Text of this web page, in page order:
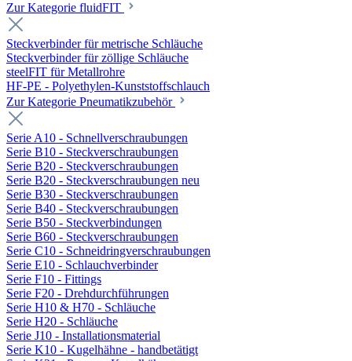
Zur Kategorie fluidFIT
Steckverbinder für metrische Schläuche
Steckverbinder für zöllige Schläuche
steelFIT für Metallrohre
HF-PE - Polyethylen-Kunststoffschlauch
Zur Kategorie Pneumatikzubehör
Serie A10 - Schnellverschraubungen
Serie B10 - Steckverschraubungen
Serie B20 - Steckverschraubungen
Serie B20 - Steckverschraubungen neu
Serie B30 - Steckverschraubungen
Serie B40 - Steckverschraubungen
Serie B50 - Steckverbindungen
Serie B60 - Steckverschraubungen
Serie C10 - Schneidringverschraubungen
Serie E10 - Schlauchverbinder
Serie F10 - Fittings
Serie F20 - Drehdurchführungen
Serie H10 & H70 - Schläuche
Serie H20 - Schläuche
Serie J10 - Installationsmaterial
Serie K10 - Kugelhähne - handbetätigt